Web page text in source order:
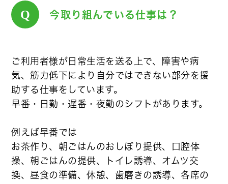
Q 今取り組んでいる仕事は？
ご利用者様が日常生活を送る上で、障害や病
気、筋力低下により自分ではできない部分を援
助する仕事をしています。
早番・日勤・遅番・夜勤のシフトがあります。
例えば早番では
お茶作り、朝ごはんのおしぼり提供、口腔体
操、朝ごはんの提供、トイレ誘導、オムツ交
換、昼食の準備、休憩、歯磨きの誘導、各席の